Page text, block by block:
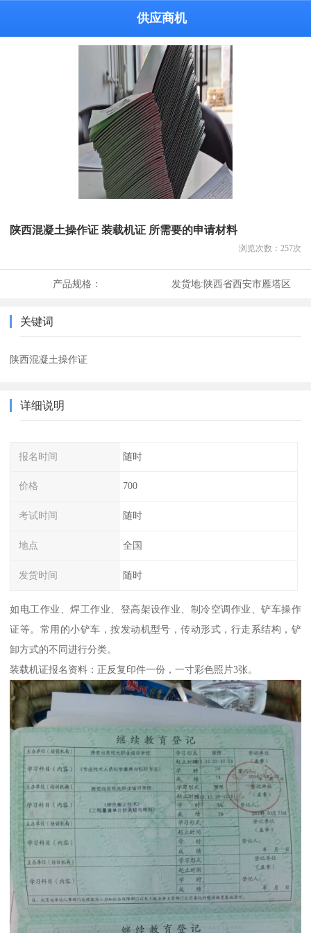
供应商机
陕西混凝土操作证 装载机证 所需要的申请材料
浏览次数： 257次
产品规格： 发货地:陕西省西安市雁塔区
关键词
陕西混凝土操作证
详细说明
报名时间 随时
价格 700
考试时间 随时
地点 全国
发货时间 随时
如电工作业、焊工作业、登高架设作业、制冷空调作业、铲车操作
证等。常用的小铲车，按发动机型号，传动形式，行走系结构，铲
卸方式的不同进行分类。
装载机证报名资料：正反复印件一份，一寸彩色照片3张。